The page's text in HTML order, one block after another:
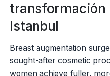
transformación
Istanbul
Breast augmentation
sought-after cosmetic
women achieve fuller,